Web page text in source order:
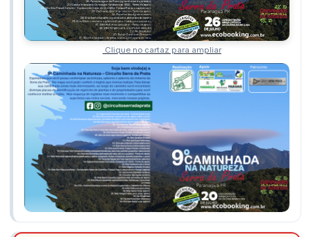
Clique no cartaz para ampliar